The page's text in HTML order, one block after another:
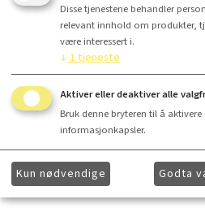
Disse tjenestene behandler
relevant innhold om produkter,
være interessert i.
↓ 1tjeneste
Aktiver eller deaktiver alle
Bruk denne bryteren til å
informasjonkapsler.
Kun nødvendige Godta